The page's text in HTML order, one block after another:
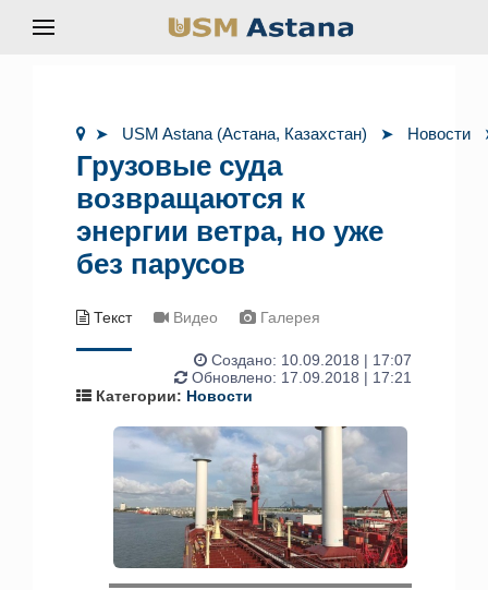
USM Astana (Астана, Казахстан) Новости
Грузовые суда
возвращаются к
энергии ветра, но уже
без парусов
Текст Видео Галерея
Создано: 10.09.2018 | 17:07
Обновлено: 17.09.2018 | 17:21
Категории: Новости